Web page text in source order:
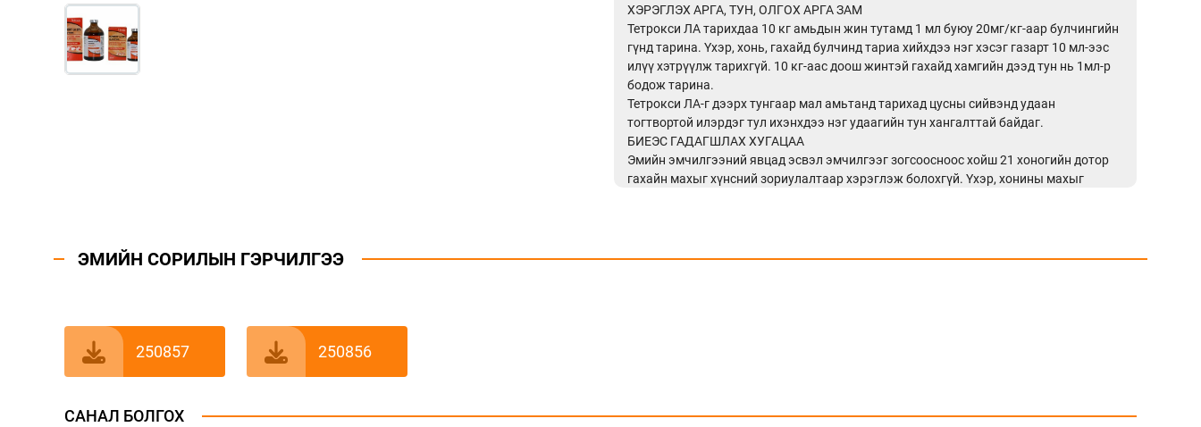
ХЭРЭГЛЭХ АРГА, ТУН, ОЛГОХ АРГА ЗАМ
Тетрокси ЛА тарихдаа 10 кг амьдын жин тутамд 1 мл буюу 20мг/кг-аар булчингийн
гүнд тарина. Үхэр, хонь, гахайд булчинд тариа хийхдээ нэг хэсэг газарт 10 мл-ээс
илүү хэтрүүлж тарихгүй. 10 кг-аас доош жинтэй гахайд хамгийн дээд тун нь 1мл-р
бодож тарина.
Тетрокси ЛА-г дээрх тунгаар мал амьтанд тарихад цусны сийвэнд удаан
тогтвортой илэрдэг тул ихэнхдээ нэг удаагийн тун хангалттай байдаг.
БИЕЭС ГАДАГШЛАХ ХУГАЦАА
Эмийн эмчилгээний явцад эсвэл эмчилгээг зогсоосноос хойш 21 хоногийн дотор
гахайн махыг хүнсний зориулалтаар хэрэглэж болохгүй. Үхэр, хонины махыг
ЭМИЙН СОРИЛЫН ГЭРЧИЛГЭЭ
250857 250856
САНАЛ БОЛГОХ